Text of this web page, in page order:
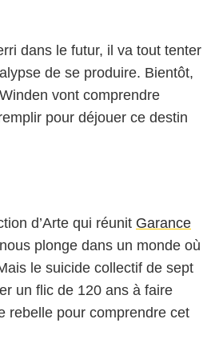
dans le futur, il va tout tenter
de se produire. Bientôt,
vont comprendre
pour déjouer ce destin
d’Arte qui réunit Garance
nous plonge dans un monde où
le suicide collectif de sept
un flic de 120 ans à faire
rebelle pour comprendre cet